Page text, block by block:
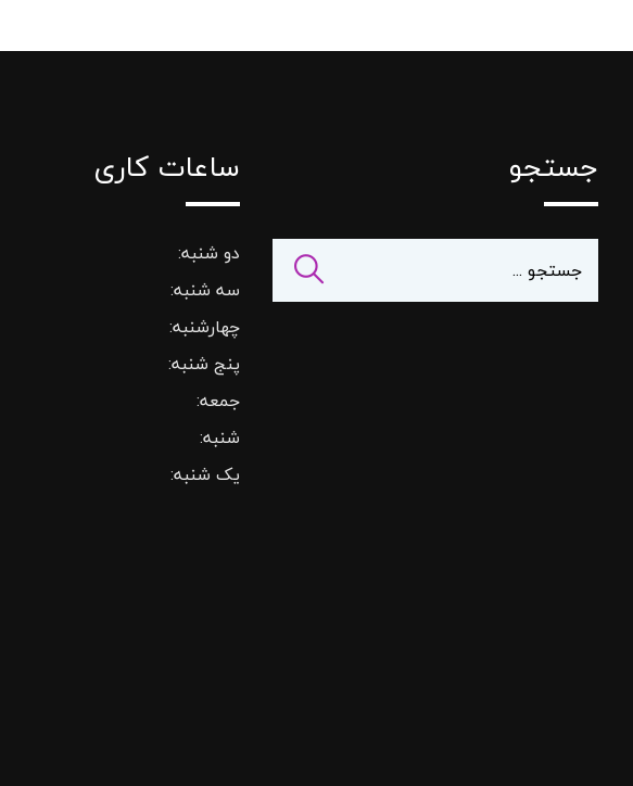
جستجو ساعات کاری
دو شنبه:
سه شنبه:
چهارشنبه:
پنج شنبه:
جمعه:
شنبه:
یک شنبه: